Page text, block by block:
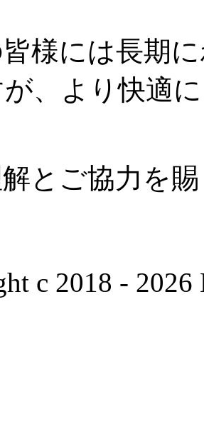
様には長期
、より快適
とご協力を
c 2018 -